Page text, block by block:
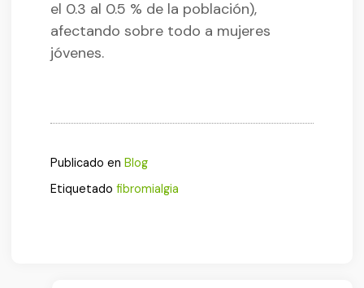
el 0.3 al 0.5 % de la población),
afectando sobre todo a mujeres
jóvenes.
Publicado enBlog
Etiquetadofibromialgia